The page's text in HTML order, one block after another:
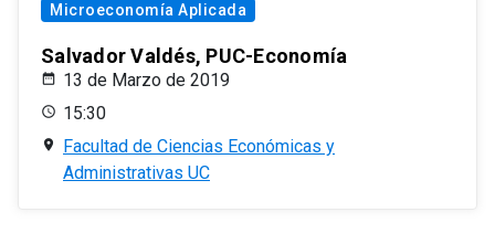
Microeconomía Aplicada
Salvador Valdés, PUC-Economía
13 de Marzo de 2019
15:30
Facultad de Ciencias Económicas y
Administrativas UC